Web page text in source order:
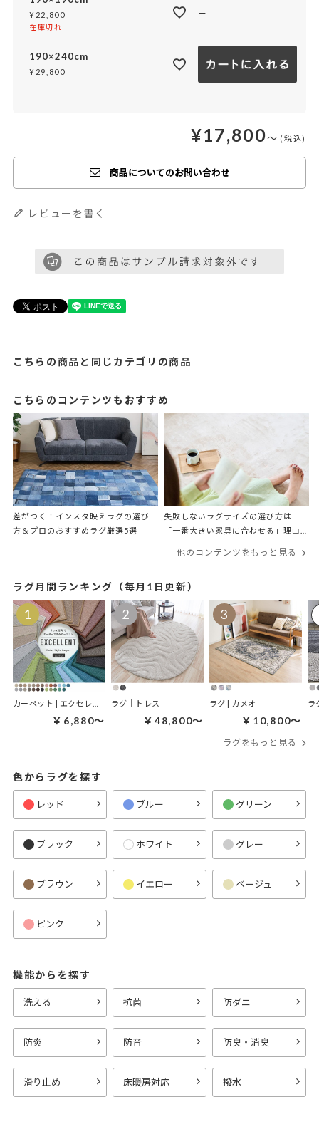
¥ 22,800
在庫切れ
—
190×240cm
¥ 29,800
¥17,800〜
商品についてのお問い合わせ
レビューを書く
こちらの商品と同じカテゴリの商品
こちらのコンテンツもおすすめ
差がつく！インスタ映えラグの選び
方＆プロのおすすめラグ厳選5選
失敗しないラグサイズの選び方は
「一番大きい家具に合わせる」理由
他のコンテンツをもっと見る
ラグ月間ランキング（毎月1日更新）
￥6,880～
ラグ｜トレス
￥48,800～
ラグ | カメオ
￥10,800～
ラ
ラグをもっと見る
色からラグを探す
レッド ブルー グリーン
ブラック ホワイト グレー
ブラウン イエロー ベージュ
ピンク
機能からを探す
洗える 抗菌 防ダニ
防炎 防音 防臭・消臭
滑り止め 床暖房対応 撥水